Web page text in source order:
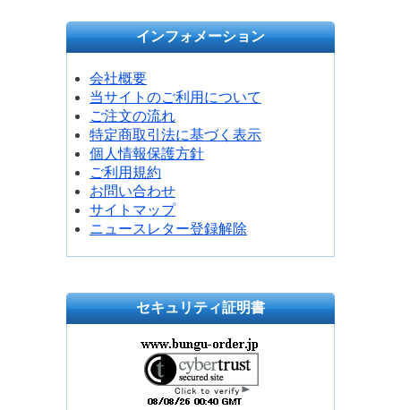
インフォメーション
会社概要
当サイトのご利用について
ご注文の流れ
特定商取引法に基づく表示
個人情報保護方針
ご利用規約
お問い合わせ
サイトマップ
ニュースレター登録解除
セキュリティ証明書